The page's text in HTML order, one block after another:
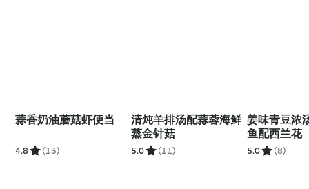
蒜香奶油蘑菇虾便当
4.8 (13)
清炖羊排汤配蒜蓉海鲜
蒸金针菇
5.0 (11)
姜味青豆浓
鱼配西兰花
5.0 (8)